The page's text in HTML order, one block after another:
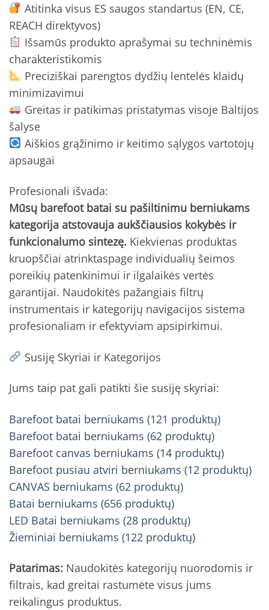
Atitinka visus ES saugos standartus (EN, CE,
REACH direktyvos)
Išsamūs produkto aprašymai su techninėmis
charakteristikomis
Preciziškai parengtos dydžių lentelės klaidų
minimizavimui
Greitas ir patikimas pristatymas visoje Baltijos
šalyse
Aiškios grąžinimo ir keitimo sąlygos vartotojų
apsaugai
Profesionali išvada:
Mūsų barefoot batai su pašiltinimu berniukams
kategorija atstovauja aukščiausios kokybės ir
funkcionalumo sintezę. Kiekvienas produktas
kruopščiai atrinktaspage individualių šeimos
poreikių patenkinimui ir ilgalaikės vertės
garantijai. Naudokitės pažangiais filtrų
instrumentais ir kategorijų navigacijos sistema
profesionaliam ir efektyviam apsipirkimui.
Susiję Skyriai ir Kategorijos
Jums taip pat gali patikti šie susiję skyriai:
Barefoot batai berniukams (121 produktų)
Barefoot batai berniukams (62 produktų)
Barefoot canvas berniukams (14 produktų)
Barefoot pusiau atviri berniukams (12 produktų)
CANVAS berniukams (62 produktų)
Batai berniukams (656 produktų)
LED Batai berniukams (28 produktų)
Žieminiai berniukams (122 produktų)
Patarimas: Naudokitės kategorijų nuorodomis ir
filtrais, kad greitai rastumėte visus jums
reikalingus produktus.